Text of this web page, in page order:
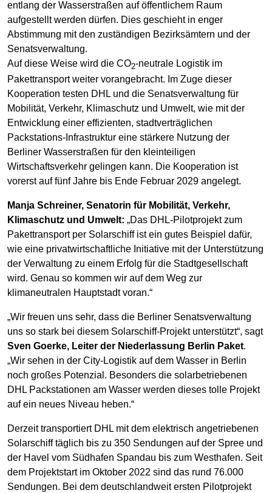
entlang der Wasserstraßen auf öffentlichem Raum
aufgestellt werden dürfen. Dies geschieht in enger
Abstimmung mit den zuständigen Bezirksämtern und der
Senatsverwaltung.
Auf diese Weise wird die CO2-neutrale Logistik im
Pakettransport weiter vorangebracht. Im Zuge dieser
Kooperation testen DHL und die Senatsverwaltung für
Mobilität, Verkehr, Klimaschutz und Umwelt, wie mit der
Entwicklung einer effizienten, stadtverträglichen
Packstations-Infrastruktur eine stärkere Nutzung der
Berliner Wasserstraßen für den kleinteiligen
Wirtschaftsverkehr gelingen kann. Die Kooperation ist
vorerst auf fünf Jahre bis Ende Februar 2029 angelegt.
Manja Schreiner, Senatorin für Mobilität, Verkehr,
Klimaschutz und Umwelt: „Das DHL-Pilotprojekt zum
Pakettransport per Solarschiff ist ein gutes Beispiel dafür,
wie eine privatwirtschaftliche Initiative mit der Unterstützung
der Verwaltung zu einem Erfolg für die Stadtgesellschaft
wird. Genau so kommen wir auf dem Weg zur
klimaneutralen Hauptstadt voran.“
„Wir freuen uns sehr, dass die Berliner Senatsverwaltung
uns so stark bei diesem Solarschiff-Projekt unterstützt“, sagt
Sven Goerke, Leiter der Niederlassung Berlin Paket.
„Wir sehen in der City-Logistik auf dem Wasser in Berlin
noch großes Potenzial. Besonders die solarbetriebenen
DHL Packstationen am Wasser werden dieses tolle Projekt
auf ein neues Niveau heben.“
Derzeit transportiert DHL mit dem elektrisch angetriebenen
Solarschiff täglich bis zu 350 Sendungen auf der Spree und
der Havel vom Südhafen Spandau bis zum Westhafen. Seit
dem Projektstart im Oktober 2022 sind das rund 76.000
Sendungen. Bei dem deutschlandweit ersten Pilotprojekt